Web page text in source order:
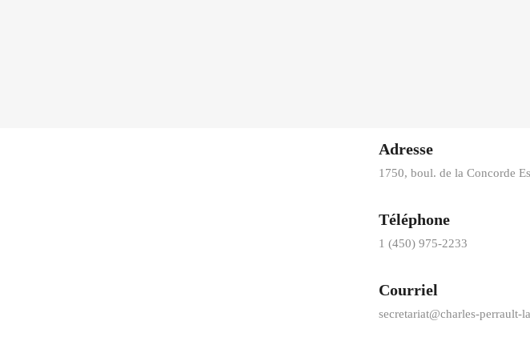
Adresse
1750, boul. de la Concorde
Téléphone
1 (450) 975-2233
Courriel
secretariat@charles-perrault-